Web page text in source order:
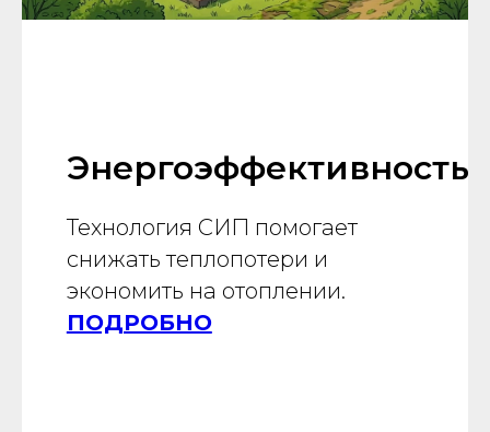
Энергоэффективность
Технология СИП помогает
снижать теплопотери и
экономить на отоплении.
ПОДРОБНО